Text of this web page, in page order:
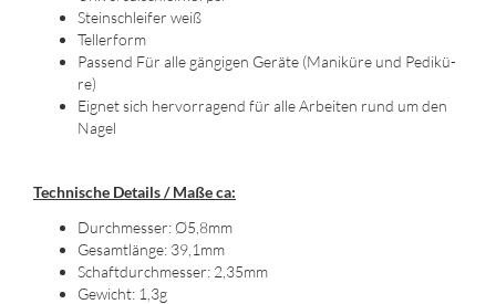
Stein­schlei­fer weiß
Tel­ler­form
Pas­send Für alle gän­gi­gen Ge­rä­te (Ma­ni­kü­re und Pe­di­kü­
re)
Eig­net sich her­vor­ra­gend für alle Ar­bei­ten rund um den
Nagel
Tech­ni­sche De­tails / Maße ca:
Durch­mes­ser: Ø5,8mm
Ge­samt­län­ge: 39,1mm
Schaft­durch­mes­ser: 2,35mm
Ge­wicht: 1,3g